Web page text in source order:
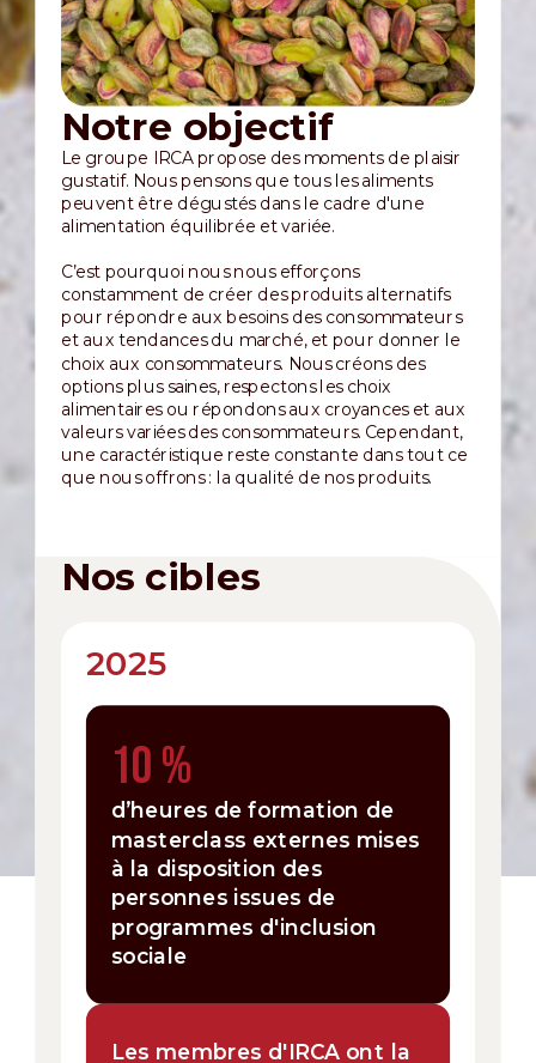
Notre objectif
Le groupe IRCA propose des moments de plaisir
gustatif. Nous pensons que tous les aliments
peuvent être dégustés dans le cadre d'une
alimentation équilibrée et variée.
C’est pourquoi nous nous efforçons
constamment de créer des produits alternatifs
pour répondre aux besoins des consommateurs
et aux tendances du marché, et pour donner le
choix aux consommateurs. Nous créons des
options plus saines, respectons les choix
alimentaires ou répondons aux croyances et aux
valeurs variées des consommateurs. Cependant,
une caractéristique reste constante dans tout ce
que nous offrons : la qualité de nos produits.
Nos cibles
2025
10 %
d’heures de formation de
masterclass externes mises
à la disposition des
personnes issues de
programmes d'inclusion
sociale
Les membres d'IRCA ont la